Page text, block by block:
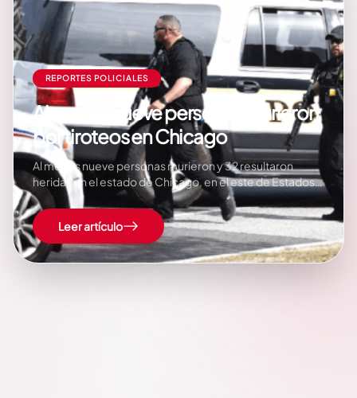
REPORTES POLICIALES
Al menos nueve personas murieron
por tiroteos en Chicago
Al menos nueve personas murieron y 32 resultaron
heridas en el estado de Chicago, en el este de Estados
Unidos (EE.UU.), a partir de lesiones con armas de fuego
durante este sábado y domingo, informó la policía de
esa ciudad. «Al menos 41 personas han recibido
disparos el fin…
Leer artículo